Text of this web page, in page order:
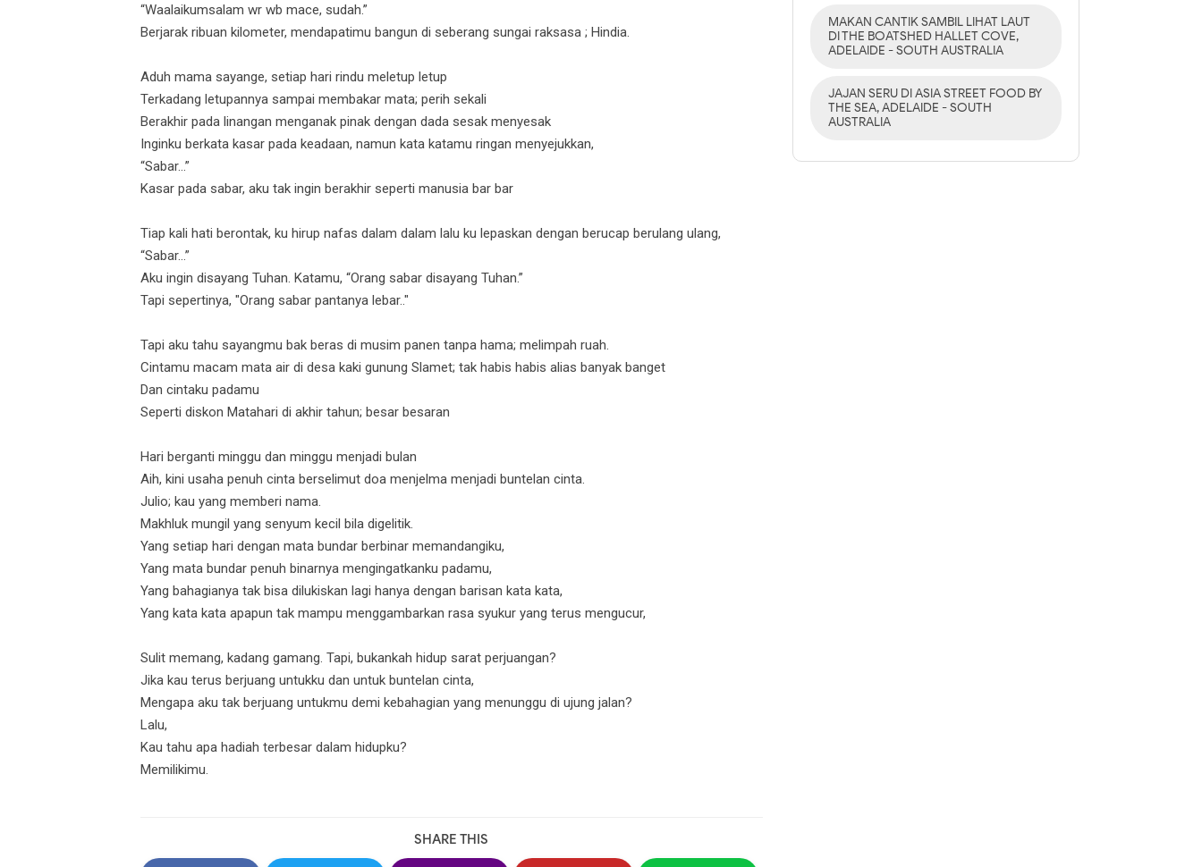
“Waalaikumsalam wr wb mace, sudah.”
Berjarak ribuan kilometer, mendapatimu bangun di seberang sungai raksasa ; Hindia.
Aduh mama sayange, setiap hari rindu meletup letup
Terkadang letupannya sampai membakar mata; perih sekali
Berakhir pada linangan menganak pinak dengan dada sesak menyesak
Inginku berkata kasar pada keadaan, namun kata katamu ringan menyejukkan,
“Sabar...”
Kasar pada sabar, aku tak ingin berakhir seperti manusia bar bar
Tiap kali hati berontak, ku hirup nafas dalam dalam lalu ku lepaskan dengan berucap berulang ulang,
“Sabar...”
Aku ingin disayang Tuhan. Katamu, “Orang sabar disayang Tuhan.”
Tapi sepertinya, "Orang sabar pantanya lebar.."
Tapi aku tahu sayangmu bak beras di musim panen tanpa hama; melimpah ruah.
Cintamu macam mata air di desa kaki gunung Slamet; tak habis habis alias banyak banget
Dan cintaku padamu
Seperti diskon Matahari di akhir tahun; besar besaran
Hari berganti minggu dan minggu menjadi bulan
Aih, kini usaha penuh cinta berselimut doa menjelma menjadi buntelan cinta.
Julio; kau yang memberi nama.
Makhluk mungil yang senyum kecil bila digelitik.
Yang setiap hari dengan mata bundar berbinar memandangiku,
Yang mata bundar penuh binarnya mengingatkanku padamu,
Yang bahagianya tak bisa dilukiskan lagi hanya dengan barisan kata kata,
Yang kata kata apapun tak mampu menggambarkan rasa syukur yang terus mengucur,
Sulit memang, kadang gamang. Tapi, bukankah hidup sarat perjuangan?
Jika kau terus berjuang untukku dan untuk buntelan cinta,
Mengapa aku tak berjuang untukmu demi kebahagian yang menunggu di ujung jalan?
Lalu,
Kau tahu apa hadiah terbesar dalam hidupku?
Memilikimu.
SHARE THIS
MAKAN CANTIK SAMBIL LIHAT LAUT
DI THE BOATSHED HALLET COVE,
ADELAIDE - SOUTH AUSTRALIA
JAJAN SERU DI ASIA STREET FOOD BY
THE SEA, ADELAIDE - SOUTH
AUSTRALIA